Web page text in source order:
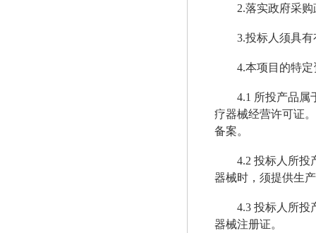
2.落实政府采
3.投标人须具
4.本项目的特
4.1 所投产品属
疗器械经营许可证
备案。
4.2 投标人所投
器械时，须提供生
4.3 投标人所投
器械注册证。